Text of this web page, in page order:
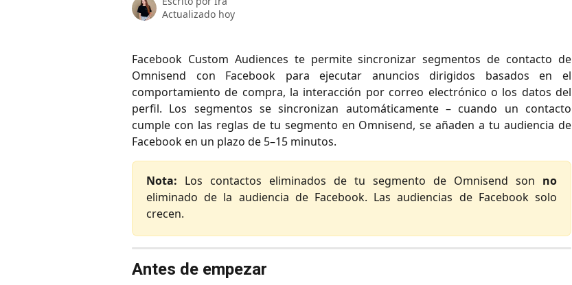
Actualizado hoy
Facebook Custom Audiences te permite sincronizar segmentos de contacto de
Omnisend con Facebook para ejecutar anuncios dirigidos basados en el
comportamiento de compra, la interacción por correo electrónico o los datos del
perfil. Los segmentos se sincronizan automáticamente – cuando un contacto
cumple con las reglas de tu segmento en Omnisend, se añaden a tu audiencia de
Facebook en un plazo de 5–15 minutos.
Nota: Los contactos eliminados de tu segmento de Omnisend son no
eliminado de la audiencia de Facebook. Las audiencias de Facebook solo
crecen.
Antes de empezar